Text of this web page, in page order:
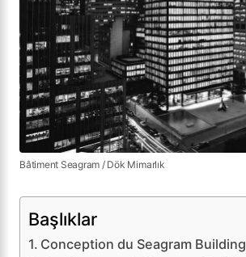
Bâtiment Seagram / Dök Mimarlık
Başlıklar
Conception du Seagram Building